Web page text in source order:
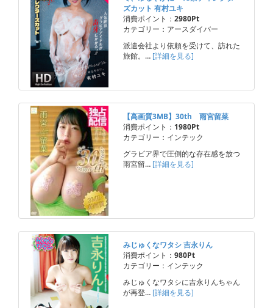
ズカット 有村ユキ
消費ポイント： 2980Pt
カテゴリー：アースダイバー
派遣会社より依頼を受けて、訪れた
旅館。… [詳細を見る]
【高画質3MB】30th 雨宮留菜
消費ポイント： 1980Pt
カテゴリー：インテック
グラビア界で圧倒的な存在感を放つ
雨宮留… [詳細を見る]
みじゅくなワタシ 吉永りん
消費ポイント： 980Pt
カテゴリー：インテック
みじゅくなワタシに吉永りんちゃん
が再登… [詳細を見る]